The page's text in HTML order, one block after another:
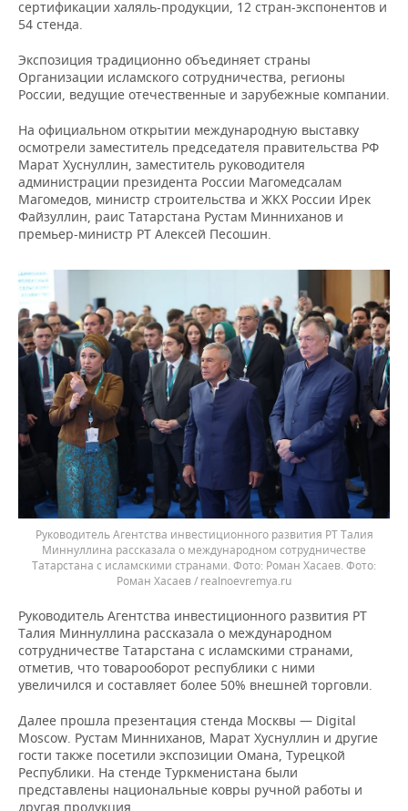
сертификации халяль-продукции, 12 стран-экспонентов и
54 стенда.
Экспозиция традиционно объединяет страны
Организации исламского сотрудничества, регионы
России, ведущие отечественные и зарубежные компании.
На официальном открытии международную выставку
осмотрели заместитель председателя правительства РФ
Марат Хуснуллин, заместитель руководителя
администрации президента России Магомедсалам
Магомедов, министр строительства и ЖКХ России Ирек
Файзуллин, раис Татарстана Рустам Минниханов и
премьер-министр РТ Алексей Песошин.
Руководитель Агентства инвестиционного развития РТ Талия
Миннуллина рассказала о международном сотрудничестве
Татарстана с исламскими странами. Фото: Роман Хасаев.
Роман Хасаев / realnoevremya.ru
Руководитель Агентства инвестиционного развития РТ
Талия Миннуллина рассказала о международном
сотрудничестве Татарстана с исламскими странами,
отметив, что товарооборот республики с ними
увеличился и составляет более 50% внешней торговли.
Далее прошла презентация стенда Москвы — Digital
Moscow. Рустам Минниханов, Марат Хуснуллин и другие
гости также посетили экспозиции Омана, Турецкой
Республики. На стенде Туркменистана были
представлены национальные ковры ручной работы и
другая продукция.